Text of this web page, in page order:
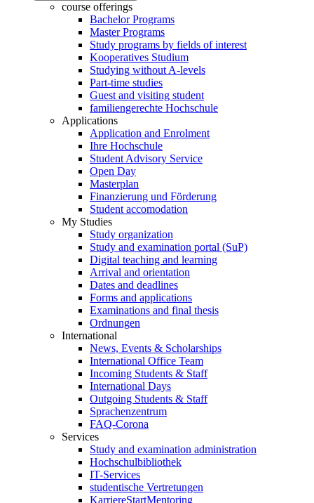
course offerings
Bachelor Programs
Master Programs
Study programs by fields of interest
Kooperatives Studium
Studying without A-levels
Part-time studies
Guest and visiting student
familiengerechte Hochschule
Applications
Application and Enrolment
Ihre Hochschule
Student Advisory Service
Open Day
Masterplan
Finanzierung und Förderung
Student accomodation
My Studies
Study organization
Study and examination portal (SuP)
Digital teaching and learning
Arrival and orientation
Dates and deadlines
Forms and applications
Examinations and final thesis
Ordnungen
International
News, Events & Scholarships
International Office Team
Incoming Students & Staff
International Days
Outgoing Students & Staff
Sprachenzentrum
FAQ-Corona
Services
Study and examination administration
Hochschulbibliothek
IT-Services
studentische Vertretungen
KarriereStartMentoring